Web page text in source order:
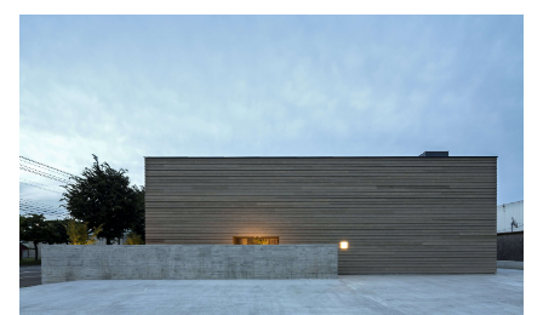
ディズニー
監督別
Quentin Tarantino
作曲家・アーティスト別
細野晴臣
The Style Council
Joy Division